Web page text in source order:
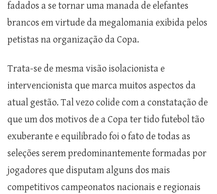
fadados a se tornar uma manada de elefantes
brancos em virtude da megalomania exibida pelos
petistas na organização da Copa.
Trata-se de mesma visão isolacionista e
intervencionista que marca muitos aspectos da
atual gestão. Tal vezo colide com a constatação de
que um dos motivos de a Copa ter tido futebol tão
exuberante e equilibrado foi o fato de todas as
seleções serem predominantemente formadas por
jogadores que disputam alguns dos mais
competitivos campeonatos nacionais e regionais